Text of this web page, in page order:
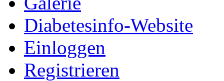
Diabetesinfo-Website
Einloggen
Registrieren